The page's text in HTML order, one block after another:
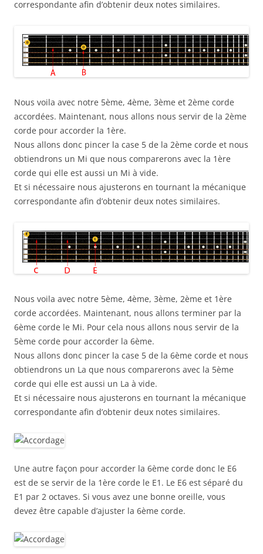
correspondante afin d’obtenir deux notes similaires.
Nous voila avec notre 5ème, 4ème, 3ème et 2ème corde
accordées. Maintenant, nous allons nous servir de la 2ème
corde pour accorder la 1ère.
Nous allons donc pincer la case 5 de la 2ème corde et nous
obtiendrons un Mi que nous comparerons avec la 1ère
corde qui elle est aussi un Mi à vide.
Et si nécessaire nous ajusterons en tournant la mécanique
correspondante afin d’obtenir deux notes similaires.
Nous voila avec notre 5ème, 4ème, 3ème, 2ème et 1ère
corde accordées. Maintenant, nous allons terminer par la
6ème corde le Mi. Pour cela nous allons nous servir de la
5ème corde pour accorder la 6ème.
Nous allons donc pincer la case 5 de la 6ème corde et nous
obtiendrons un La que nous comparerons avec la 5ème
corde qui elle est aussi un La à vide.
Et si nécessaire nous ajusterons en tournant la mécanique
correspondante afin d’obtenir deux notes similaires.
Une autre façon pour accorder la 6ème corde donc le E6
est de se servir de la 1ère corde le E1. Le E6 est séparé du
E1 par 2 octaves. Si vous avez une bonne oreille, vous
devez être capable d’ajuster la 6ème corde.